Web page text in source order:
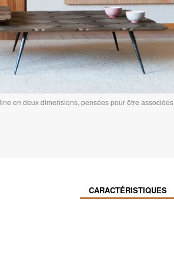
en deux dimensions, pensées pour être associées.
CARACTÉRISTIQUES